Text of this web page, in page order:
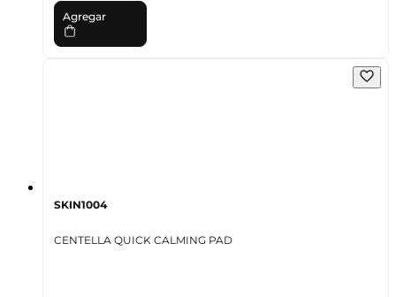
Agregar
SKIN1004
CENTELLA QUICK CALMING PAD